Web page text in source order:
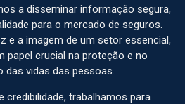
a disseminar informação segura,
para o mercado de seguros.
e a imagem de um setor essencial,
papel crucial na proteção e no
das vidas das pessoas.
trabalhamos para